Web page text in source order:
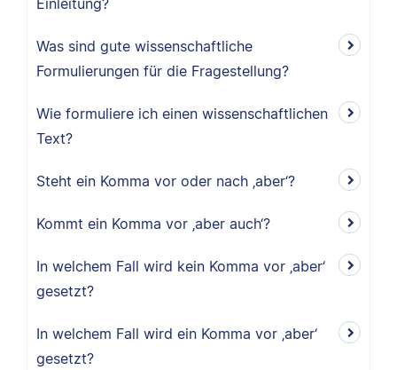
Einleitung?
Was sind gute wissenschaftliche
Formulierungen für die Fragestellung?
Wie formuliere ich einen wissenschaftlichen
Text?
Steht ein Komma vor oder nach ‚aber‘?
Kommt ein Komma vor ‚aber auch‘?
In welchem Fall wird kein Komma vor ‚aber‘
gesetzt?
In welchem Fall wird ein Komma vor ‚aber‘
gesetzt?